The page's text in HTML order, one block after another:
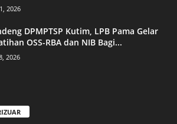
2026
DPMPTSP Kutim, LPB Pama Gelar
OSS-RBA dan NIB Bagi...
2026